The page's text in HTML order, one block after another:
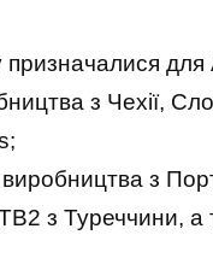
призначалися
з Чехії,
з
з Туреччини,